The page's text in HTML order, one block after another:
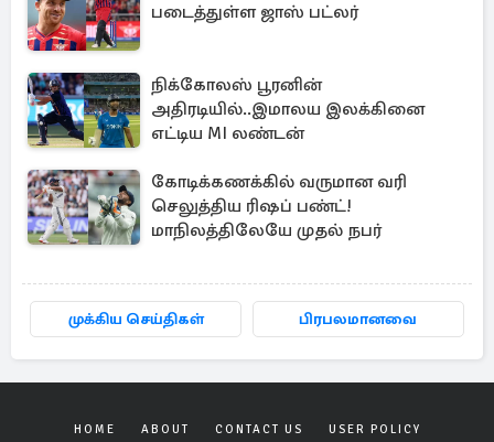
படைத்துள்ள ஜாஸ் பட்லர்
நிக்கோலஸ் பூரனின்
அதிரடியில்..இமாலய இலக்கினை
எட்டிய MI லண்டன்
கோடிக்கணக்கில் வருமான வரி
செலுத்திய ரிஷப் பண்ட்!
மாநிலத்திலேயே முதல் நபர்
முக்கிய செய்திகள் பிரபலமானவை
HOME ABOUT CONTACT US USER POLICY